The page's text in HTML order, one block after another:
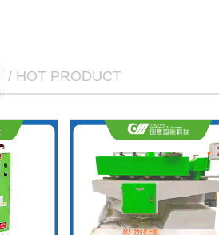
/ HOT PRODUCT